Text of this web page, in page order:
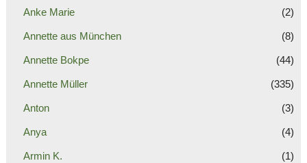
Anke Marie (2)
Annette aus München (8)
Annette Bokpe (44)
Annette Müller (335)
Anton (3)
Anya (4)
Armin K. (1)